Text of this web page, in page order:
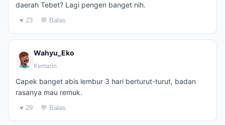
daerah Tebet? Lagi pengen banget nih.
♥ 23 💬 Balas
Wahyu_Eko
Kemarin
Capek banget abis lembur 3 hari berturut-turut, badan
rasanya mau remuk.
♥ 29 💬 Balas